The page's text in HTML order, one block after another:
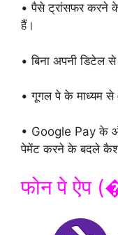
• पैसे ट्रांसफर करने
हैं।
• बिना अपनी डिटेल
• गूगल पे के माध्यम
• Google Pay के
पेमेंट करने के बदले
फोन पे ऐप